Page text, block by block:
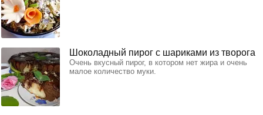
Шоколадный пирог с шариками из творога
Очень вкусный пирог, в котором нет жира и очень
малое количество муки.